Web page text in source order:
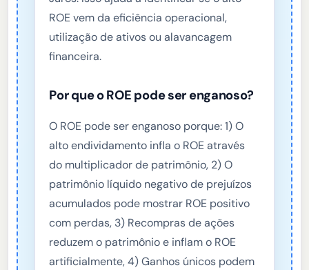
ROE vem da eficiência operacional,
utilização de ativos ou alavancagem
financeira.
Por que o ROE pode ser enganoso?
O ROE pode ser enganoso porque: 1) O
alto endividamento infla o ROE através
do multiplicador de patrimônio, 2) O
patrimônio líquido negativo de prejuízos
acumulados pode mostrar ROE positivo
com perdas, 3) Recompras de ações
reduzem o patrimônio e inflam o ROE
artificialmente, 4) Ganhos únicos podem